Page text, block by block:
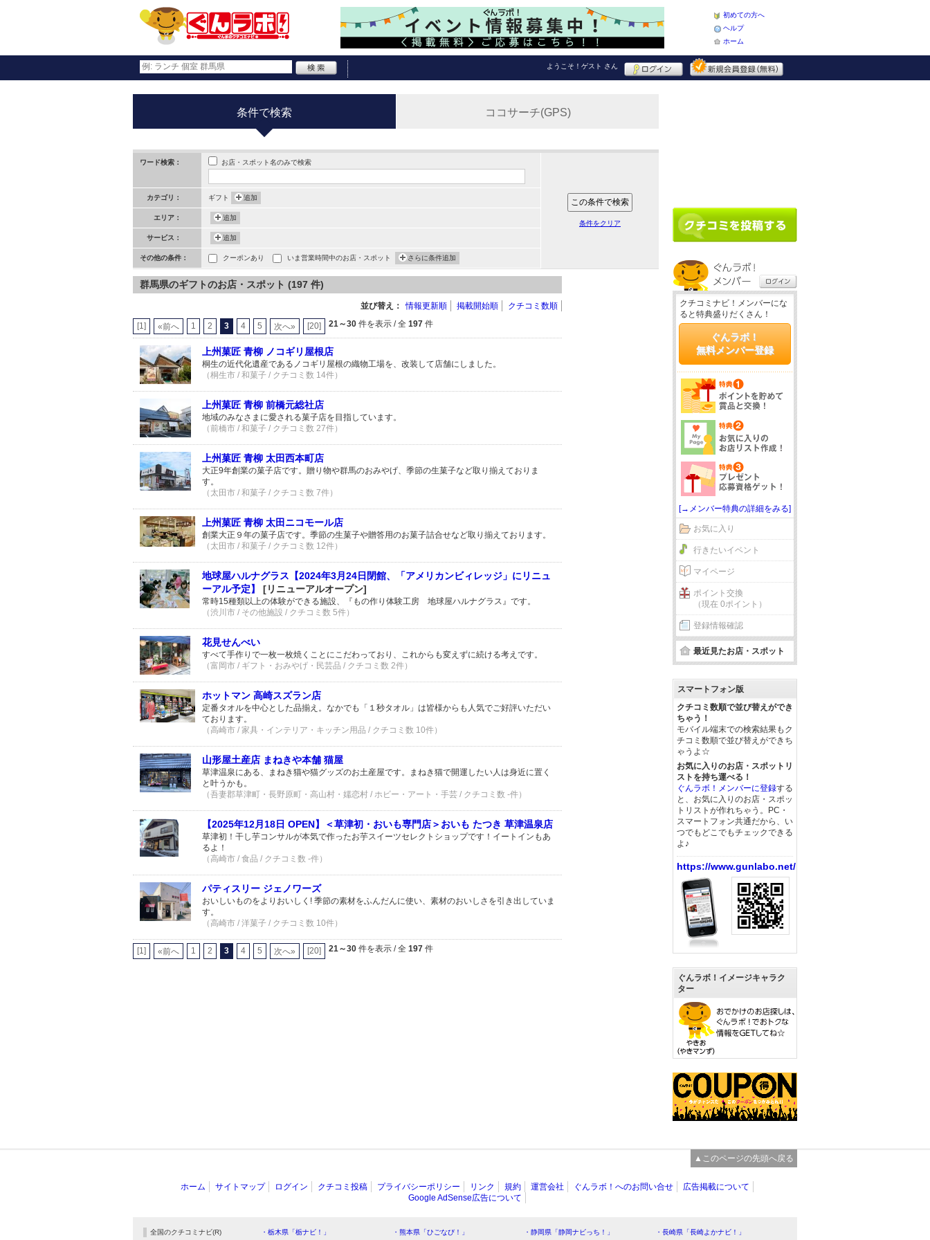
初めての方へ
ヘルプ
ホーム
ようこそ！ ゲスト さん
条件で検索 ココサーチ(GPS)
ワード検索： お店・スポット名のみで検索
カテゴリ： ギフト 追加
エリア： 追加
サービス： 追加
その他の条件： クーポンあり いま営業時間中のお店・スポット さらに条件追加
条件をクリア
群馬県のギフトのお店・スポット (197 件)
並び替え： 情報更新順 掲載開始順 クチコミ数順
[1] «前へ 1 2 3 4 5 次へ» [20] 21～30 件を表示 / 全 197 件
上州菓匠 青柳 ノコギリ屋根店
桐生の近代化遺産であるノコギリ屋根の織物工場を、改装して店舗にしました。
（桐生市 / 和菓子 / クチコミ数 14件）
上州菓匠 青柳 前橋元総社店
地域のみなさまに愛される菓子店を目指しています。
（前橋市 / 和菓子 / クチコミ数 27件）
上州菓匠 青柳 太田西本町店
大正9年創業の菓子店です。贈り物や群馬のおみやげ、季節の生菓子など取り揃えておりま
す。
（太田市 / 和菓子 / クチコミ数 7件）
上州菓匠 青柳 太田ニコモール店
創業大正９年の菓子店です。季節の生菓子や贈答用のお菓子詰合せなど取り揃えております。
（太田市 / 和菓子 / クチコミ数 12件）
地球屋ハルナグラス【2024年3月24日閉館、「アメリカンビィレッジ」にリニュ
ーアル予定】
[リニューアルオープン]
常時15種類以上の体験ができる施設、『もの作り体験工房 地球屋ハルナグラス』です。
（渋川市 / その他施設 / クチコミ数 5件）
花見せんべい
すべて手作りで一枚一枚焼くことにこだわっており、これからも変えずに続ける考えです。
（富岡市 / ギフト・おみやげ・民芸品 / クチコミ数 2件）
ホットマン 高崎スズラン店
定番タオルを中心とした品揃え。なかでも「１秒タオル」は皆様からも人気でご好評いただい
ております。
（高崎市 / 家具・インテリア・キッチン用品 / クチコミ数 10件）
山形屋土産店 まねきや本舗 猫屋
草津温泉にある、まねき猫や猫グッズのお土産屋です。まねき猫で開運したい人は身近に置く
と叶うかも。
（吾妻郡草津町・長野原町・高山村・嬬恋村 / ホビー・アート・手芸 / クチコミ数 -件）
【2025年12月18日 OPEN】＜草津初・おいも専門店＞おいも たつき 草津温泉店
草津初！干し芋コンサルが本気で作ったお芋スイーツセレクトショップです！イートインもあ
るよ！
（高崎市 / 食品 / クチコミ数 -件）
パティスリー ジェノワーズ
おいしいものをよりおいしく! 季節の素材をふんだんに使い、素材のおいしさを引き出していま
す。
（高崎市 / 洋菓子 / クチコミ数 10件）
[1] «前へ 1 2 3 4 5 次へ» [20] 21～30 件を表示 / 全 197 件
クチコミナビ！メンバーにな
ると特典盛りだくさん！
ぐんラボ！
無料メンバー登録
[→メンバー特典の詳細をみる]
お気に入り
行きたいイベント
マイページ
ポイント交換
（現在 0ポイント）
登録情報確認
最近見たお店・スポット
スマートフォン版
クチコミ数順で並び替えができ
ちゃう！
モバイル端末での検索結果もク
チコミ数順で並び替えができち
ゃうよ☆
お気に入りのお店・スポットリ
ストを持ち運べる！
ぐんラボ！メンバーに登録する
と、お気に入りのお店・スポッ
トリストが作れちゃう。PC・
スマートフォン共通だから、い
つでもどこでもチェックできる
よ♪
https://www.gunlabo.net/
ぐんラボ！イメージキャラク
ター
▲このページの先頭へ戻る
ホーム サイトマップ ログイン クチコミ投稿 プライバシーポリシー リンク 規約 運営会社 ぐんラボ！へのお問い合せ
広告掲載について
Google AdSense広告について
全国のクチコミナビ(R) ・栃木県「栃ナビ！」 ・熊本県「ひごなび！」 ・静岡県「静岡ナビっち！」 ・長崎県「長崎よかナビ！」